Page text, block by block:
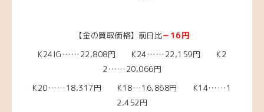
【金の買取価格】前日比－16円
K24IG……22,808円 K24……22,159円 K2
2……20,066円
K20……18,317円 K18…16,868円 K14……1
2,452円